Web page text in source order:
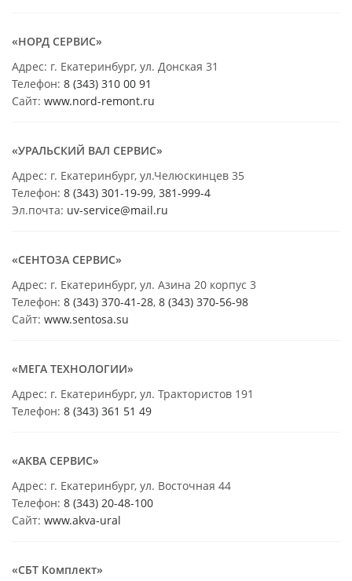
«НОРД СЕРВИС»
Адрес: г. Екатеринбург, ул. Донская 31
Телефон: 8 (343) 310 00 91
Сайт: www.nord-remont.ru
«УРАЛЬСКИЙ ВАЛ СЕРВИС»
Адрес: г. Екатеринбург, ул.Челюскинцев 35
Телефон: 8 (343) 301-19-99, 381-999-4
Эл.почта: uv-service@mail.ru
«СЕНТОЗА СЕРВИС»
Адрес: г. Екатеринбург, ул. Азина 20 корпус 3
Телефон: 8 (343) 370-41-28, 8 (343) 370-56-98
Сайт: www.sentosa.su
«МЕГА ТЕХНОЛОГИИ»
Адрес: г. Екатеринбург, ул. Трактористов 191
Телефон: 8 (343) 361 51 49
«АКВА СЕРВИС»
Адрес: г. Екатеринбург, ул. Восточная 44
Телефон: 8 (343) 20-48-100
Сайт: www.akva-ural
«СБТ Комплект»